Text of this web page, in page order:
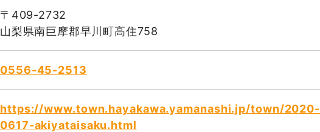
〒409-2732
山梨県南巨摩郡早川町高住758
0556-45-2513
https://www.town.hayakawa.yamanashi.jp/town/2020-
0617-akiyataisaku.html